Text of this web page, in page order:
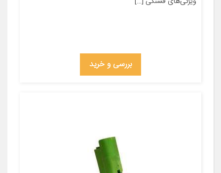
بررسی و خرید